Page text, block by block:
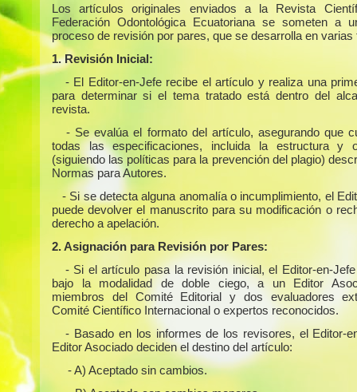
Los artículos originales enviados a la Revista
Federación Odontológica Ecuatoriana se someten a
proceso de revisión por pares, que se desarrolla en varias
1. Revisión Inicial:
- El Editor-en-Jefe recibe el artículo y realiza una
para determinar si el tema tratado está dentro del
revista.
- Se evalúa el formato del artículo, asegurando que
todas las especificaciones, incluida la estructura y
(siguiendo las políticas para la prevención del plagio)
Normas para Autores.
- Si se detecta alguna anomalía o incumplimiento, el
puede devolver el manuscrito para su modificación o
derecho a apelación.
2. Asignación para Revisión por Pares:
- Si el artículo pasa la revisión inicial, el Editor-en-
bajo la modalidad de doble ciego, a un Editor
miembros del Comité Editorial y dos evaluadores
Comité Científico Internacional o expertos reconocidos.
- Basado en los informes de los revisores, el Editor-
Editor Asociado deciden el destino del artículo:
- A) Aceptado sin cambios.